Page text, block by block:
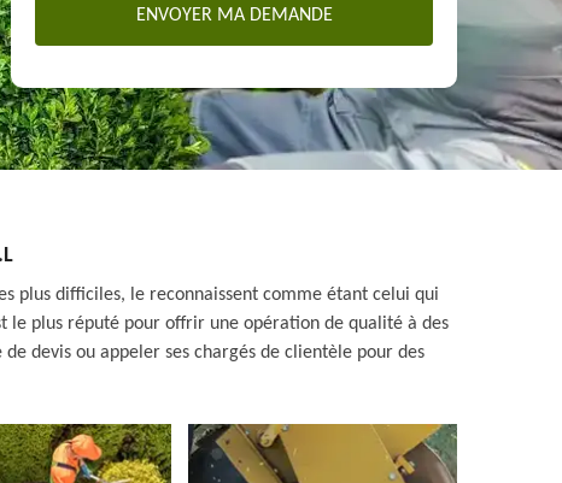
plus difficiles, le reconnaissent comme étant celui qui
le plus réputé pour offrir une opération de qualité à des
devis ou appeler ses chargés de clientèle pour des